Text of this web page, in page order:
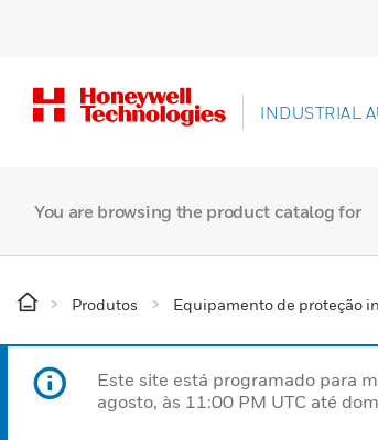
INDUSTRIAL
You are browsing the product catalog for
Produtos Equipamento de proteção
Este site está programado para
agosto, às 11:00 PM UTC até